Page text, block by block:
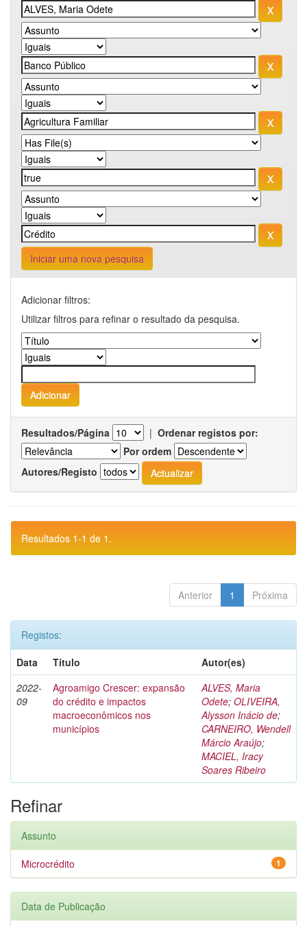
Iniciar uma nova pesquisa
Adicionar filtros:
Utilizar filtros para refinar o resultado da pesquisa.
Resultados/Página | Ordenar registos por:
Por ordem
Autores/Registo
Resultados 1-1 de 1.
Anterior 1 Próxima
Registos:
Data
Título
Autor(es)
2022-
09
Agroamigo Crescer: expansão
do crédito e impactos
macroeconômicos nos
municípios
ALVES, Maria
Odete; OLIVEIRA,
Alysson Inácio de;
CARNEIRO, Wendell
Márcio Araújo;
MACIEL, Iracy
Soares Ribeiro
Refinar
Assunto
1
Microcrédito
Data de Publicação